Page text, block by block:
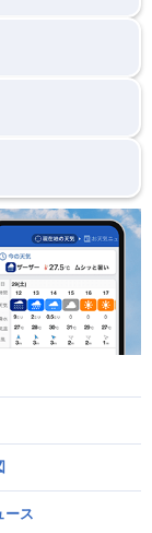
ース